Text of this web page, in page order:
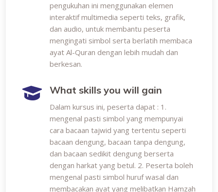
pengukuhan ini menggunakan elemen
interaktif multimedia seperti teks, grafik,
dan audio, untuk membantu peserta
mengingati simbol serta berlatih membaca
ayat Al-Quran dengan lebih mudah dan
berkesan.
What skills you will gain
Dalam kursus ini, peserta dapat : 1.
mengenal pasti simbol yang mempunyai
cara bacaan tajwid yang tertentu seperti
bacaan dengung, bacaan tanpa dengung,
dan bacaan sedikit dengung berserta
dengan harkat yang betul. 2. Peserta boleh
mengenal pasti simbol huruf wasal dan
membacakan ayat yang melibatkan Hamzah